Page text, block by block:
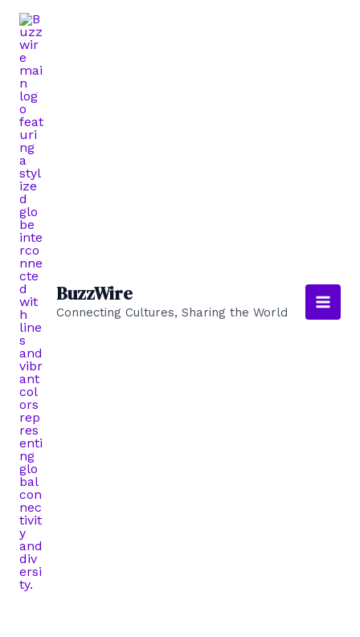
Aller
contenu
BuzzWire
Connecting Cultures, Sharing the World
Main